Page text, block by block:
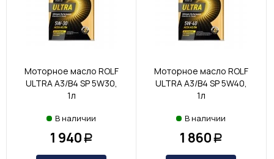
Моторное масло ROLF
ULTRA A3/B4 SP 5W30,
1л
В наличии
1 940 Р
Моторное масло ROLF
ULTRA A3/B4 SP 5W40,
1л
В наличии
1 860 Р